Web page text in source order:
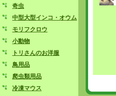
奇虫
中型大型インコ・オウム
モリフクロウ
小動物
トリさんのお洋服
鳥用品
爬虫類用品
冷凍マウス